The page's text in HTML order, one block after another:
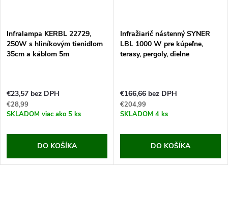
Infralampa KERBL 22729,
250W s hliníkovým tienidlom
35cm a káblom 5m
€23,57 bez DPH
€28,99
SKLADOM viac ako 5 ks
DO KOŠÍKA
Infražiarič nástenný SYNER
LBL 1000 W pre kúpeľne,
terasy, pergoly, dielne
€166,66 bez DPH
€204,99
SKLADOM 4 ks
DO KOŠÍKA